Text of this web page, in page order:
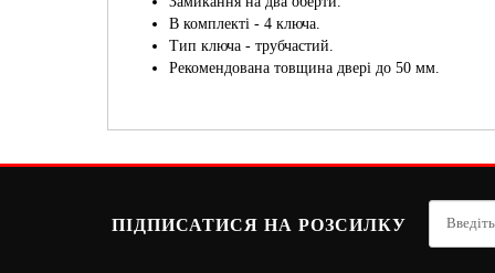
В комплекті - 4 ключа.
Тип ключа - трубчастий.
Рекомендована товщина двері до 50 мм.
ПІДПИСАТИСЯ НА РОЗСИЛКУ